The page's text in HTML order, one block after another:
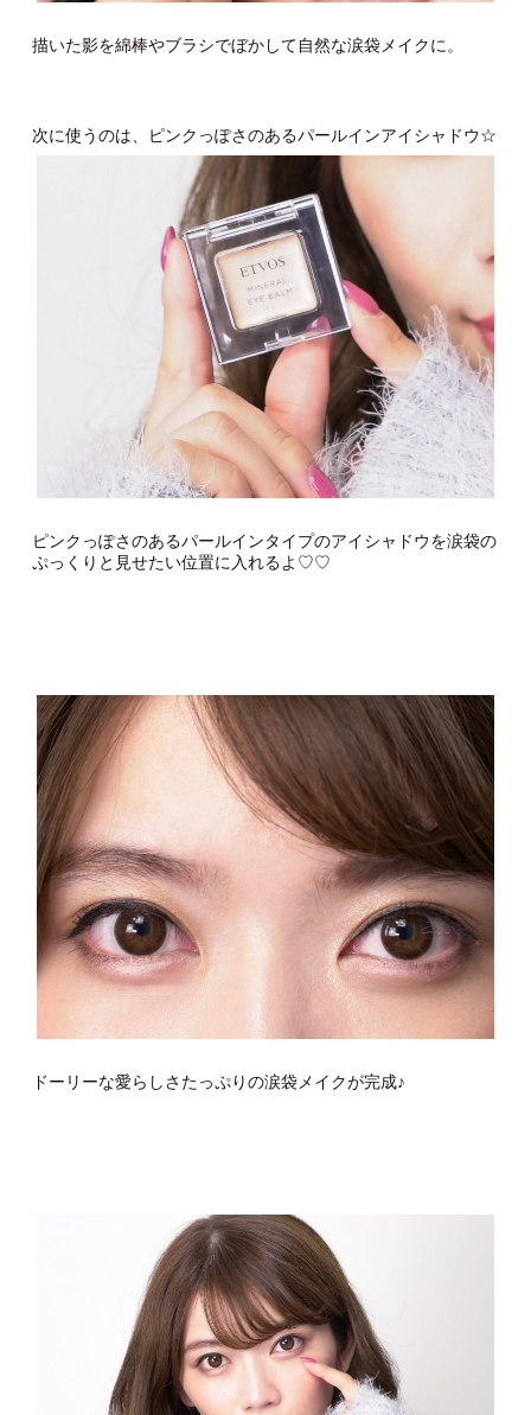
描いた影を綿棒やブラシでぼかして自然な涙袋メイクに。
次に使うのは、ピンクっぽさのあるパールインアイシャドウ☆
ピンクっぽさのあるパールインタイプのアイシャドウを涙袋の
ぷっくりと見せたい位置に入れるよ♡♡
ドーリーな愛らしさたっぷりの涙袋メイクが完成♪